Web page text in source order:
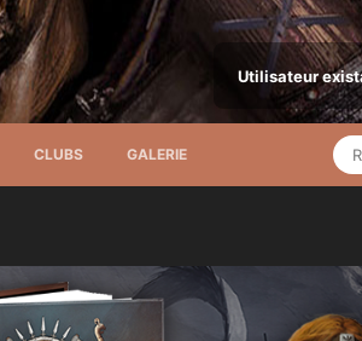
Utilisateur
CLUBS GALERIE